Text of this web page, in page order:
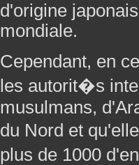
d'origine
mondiale.
Cependant, en
les autorit�s
musulmans,
du Nord et
plus de 1000